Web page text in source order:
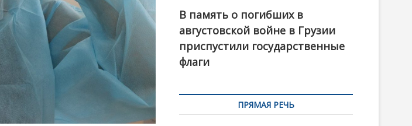
В память о погибших в
августовской войне в Грузии
приспустили государственные
флаги
ПРЯМАЯ РЕЧЬ